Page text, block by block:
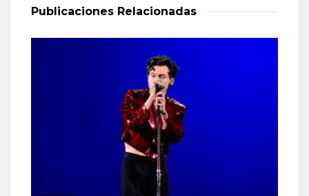
Publicaciones Relacionadas